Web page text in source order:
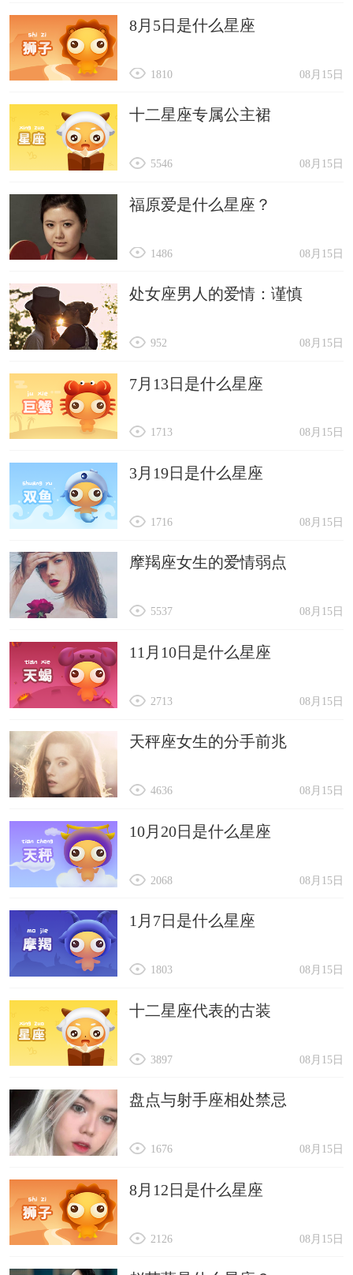
8月5日是什么星座
08月15日
1810
十二星座专属公主裙
08月15日
5546
福原爱是什么星座？
08月15日
1486
处女座男人的爱情：谨慎
08月15日
952
7月13日是什么星座
08月15日
1713
3月19日是什么星座
08月15日
1716
摩羯座女生的爱情弱点
08月15日
5537
11月10日是什么星座
08月15日
2713
天秤座女生的分手前兆
08月15日
4636
10月20日是什么星座
08月15日
2068
1月7日是什么星座
08月15日
1803
十二星座代表的古装
08月15日
3897
盘点与射手座相处禁忌
08月15日
1676
8月12日是什么星座
08月15日
2126